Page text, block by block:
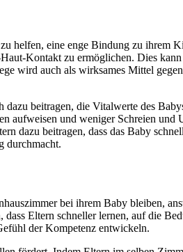
helfen, eine enge Bindung zu
Kontakt zu ermöglichen. Dies
wird auch als wirksames Mittel
beitragen, die Vitalwerte des
aufweisen und weniger Schreien
dazu beitragen, dass das Baby
durchmacht.
bei ihrem Baby bleiben,
Eltern schneller lernen, auf die
der Kompetenz entwickeln.